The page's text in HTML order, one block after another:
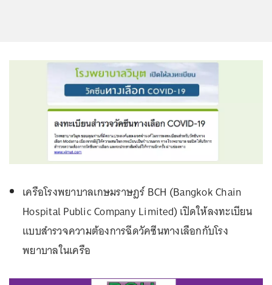
เครือโรงพยาบาลเกษมราษฎร์ BCH (Bangkok Chain
Hospital Public Company Limited) เปิดให้ลงทะเบียน
แบบสำรวจความต้องการฉีดวัคซีนทางเลือกกับโรง
พยาบาลในเครือ